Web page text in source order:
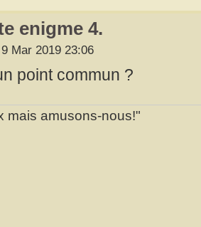
enigme 4.
Mar 2019 23:06
point commun ?
mais amusons-nous!"